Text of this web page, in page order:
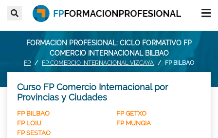
FORMACION PROFESIONAL: CICLO FORMATIVO FP
COMERCIO INTERNACIONAL BILBAO
FP FP COMERCIO INTERNACIONAL VIZCAYA FP BILBAO
Curso FP Comercio Internacional por
Provincias y Ciudades
FP BILBAO
FP GETXO
FP LOIU
FP MUNGIA
FP SESTAO